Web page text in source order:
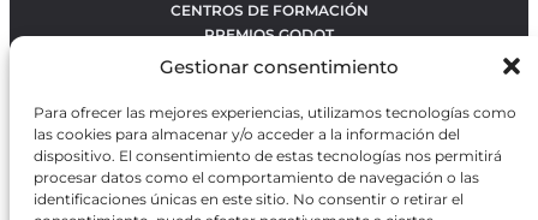
Gestionar consentimiento
Para ofrecer las mejores experiencias, utilizamos tecnologías como
las cookies para almacenar y/o acceder a la información del
dispositivo. El consentimiento de estas tecnologías nos permitirá
procesar datos como el comportamiento de navegación o las
identificaciones únicas en este sitio. No consentir o retirar el
CENTROS DE FORMACIÓN
PREMIOS GODOT
CONTACTO
OBRAS MÁS VOTADAS
RANKING MEJORES OBRAS
BÚSQUEDA AVANZADA DE OBRAS